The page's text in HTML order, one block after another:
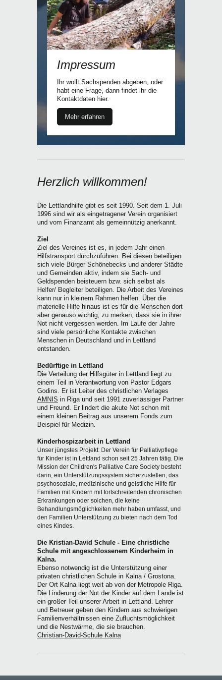
Impressum
Ihr wollt Sachspenden abgeben, oder
habt eine Frage, dann findet ihr die
Kontaktdaten hier.
Mehr erfahren
Herzlich willkommen!
Die Lettlandhilfe gibt es seit 1990. Seit dem 1. Juli
1996 sind wir als eingetragener Verein organisiert
und vom Finanzamt als gemeinnützig anerkannt.
Ziel
Ziel des Vereines ist es, in jedem Jahr einen
Hilfstransport durchzuführen. Bei diesen beteiligen
sich viele Bürger Schönebecks und anderer Städte
und Gemeinden aktiv, indem sie Sach- und
Geldspenden beisteuern bzw. sich selbst als
Helfer/ Begleiter beteiligen. Die Arbeit des Vereines
kann nur in kleinem Rahmen helfen. Über die
materielle Hilfe hinaus ist es für die Menschen dort
aber genauso wichtig, zu merken, dass sie in ihrer
Not nicht vergessen werden. Im Laufe der Jahre
sind viele persönliche Kontakte zwischen
Menschen in Deutschland und in Lettland
entstanden.
Bedürftige in Lettland
Die Verteilung der Hilfsgüter in Lettland liegt zu
einem Teil in Verantwortung von Pastor Edgars
Godins. Er ist Leiter des christlichen Verlages
AMNIS in Riga und seit 1991 zuverlässiger Partner
und Freund. Er lindert die akute Not schon mit
einem kleinen Beitrag aus unserem Fonds zum
Beispiel für Medizin.
Kinderhospizarbeit in Lettland
Unser jüngstes Projekt: Der Verein für Palliativpflege
für Kinder ist in Lettland schon seit 25 Jahren tätig. Die
Mission der Children's Palliative Care Society besteht
darin, ein Unterstützungssystem sicherzustellen, das
psychosoziale, medizinische und geistliche Hilfe für
Familien mit Kindern mit fortschreitenden chronischen
Erkrankungen oder solchen, die keine
Behandlungsmöglichkeiten mehr haben umfasst, und
den Familien Unterstützung zu bieten nach dem Tod
eines Kindes.
Die Kristian-David Schule - Eine christliche
Schule mit angeschlossenem Kinderheim in
Kalna.
Ebenso notwendig ist die Unterstützung einer
privaten christlichen Schule in Kalna / Grostona.
Der Ort Kalna liegt weit ab von der Metropole Riga.
Die Linderung der Not der Kinder auf dem Lande ist
ein großer Teil unserer Arbeit in Lettland. Lehrer
und Betreuer geben den Kindern aus schwierigen
Familienverhältnissen eine Zufluchtsmöglichkeit
und die Nestwärme, die sie brauchen.
Christian-David-Schule Kalna